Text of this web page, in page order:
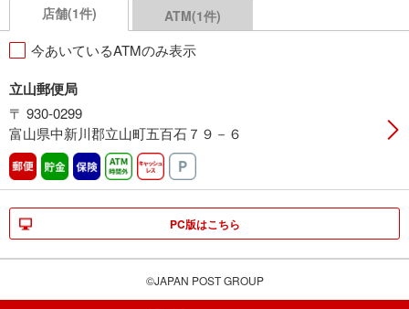
店舗(1件) ATM(1件)
今あいているATMのみ表示
立山郵便局
〒 930-0299
富山県中新川郡立山町五百石７９－６
郵便 貯金 保険 ATM時間外キャッシュレス
PC版はこちら
©JAPAN POST GROUP